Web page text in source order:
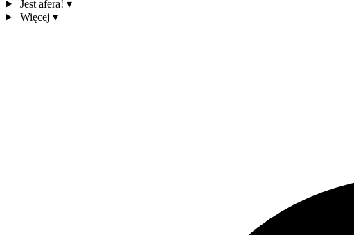
Jest afera! ▾
Więcej ▾